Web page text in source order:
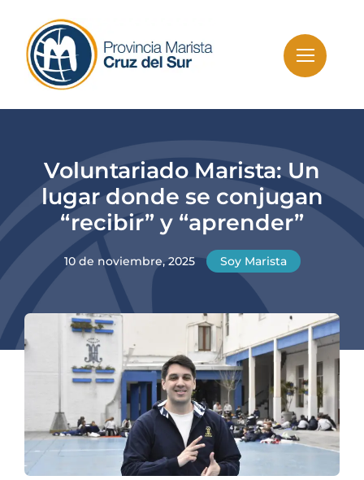
content
Voluntariado Marista: Un
lugar donde se conjugan
“recibir” y “aprender”
10 de noviembre, 2025 Soy Marista